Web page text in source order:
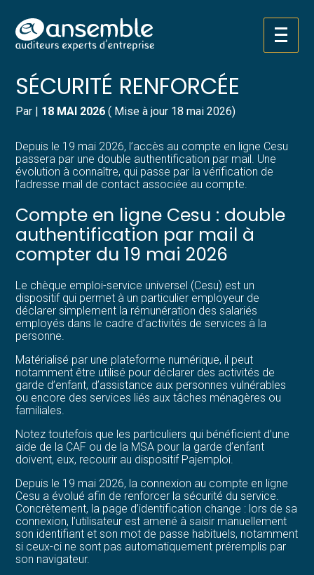
Aller
au
Créer et reprendre une activité
Gérer votre quotidien
Piloter votre entreprise
Développer votre entreprise
Construire votre patrimoine
Structurer votre croissance
Être prêt pour la facturation
électronique
Pilotez votre gestion
Suivre votre comptabilité
Gérer vos ressources humaines
Dématérialiser vos documents
COMPTE CESU : UNE
SÉCURITÉ RENFORCÉE
Par | 18 MAI 2026 ( Mise à jour 18 mai 2026)
Depuis le 19 mai 2026, l’accès au compte en ligne Cesu
passera par une double authentification par mail. Une
évolution à connaître, qui passe par la vérification de
l’adresse mail de contact associée au compte.
Compte en ligne Cesu : double
authentification par mail à
compter du 19 mai 2026
Le chèque emploi-service universel (Cesu) est un
dispositif qui permet à un particulier employeur de
déclarer simplement la rémunération des salariés
employés dans le cadre d’activités de services à la
personne.
Matérialisé par une plateforme numérique, il peut
notamment être utilisé pour déclarer des activités de
garde d’enfant, d’assistance aux personnes vulnérables
ou encore des services liés aux tâches ménagères ou
familiales.
Notez toutefois que les particuliers qui bénéficient d’une
aide de la CAF ou de la MSA pour la garde d’enfant
doivent, eux, recourir au dispositif Pajemploi.
Depuis le 19 mai 2026, la connexion au compte en ligne
Cesu a évolué afin de renforcer la sécurité du service.
Concrètement, la page d’identification change : lors de sa
connexion, l’utilisateur est amené à saisir manuellement
son identifiant et son mot de passe habituels, notamment
si ceux-ci ne sont pas automatiquement préremplis par
son navigateur.